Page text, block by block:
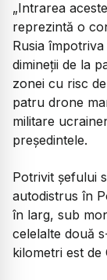
„Intrarea
reprezintă o
Rusia
dimineții de la
zonei cu risc
patru drone
militare
președintele.
Potrivit șefului
autodistrus în
în larg, sub
celelalte două
kilometri est de